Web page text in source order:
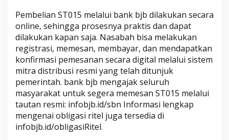
Pembelian ST015 melalui bank bjb dilakukan secara
online, sehingga prosesnya praktis dan dapat
dilakukan kapan saja. Nasabah bisa melakukan
registrasi, memesan, membayar, dan mendapatkan
konfirmasi pemesanan secara digital melalui sistem
mitra distribusi resmi yang telah ditunjuk
pemerintah. bank bjb mengajak seluruh
masyarakat untuk segera memesan ST015 melalui
tautan resmi: infobjb.id/sbn Informasi lengkap
mengenai obligasi ritel juga tersedia di
infobjb.id/obligasiRitel.